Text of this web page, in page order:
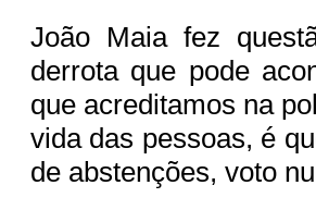
João Maia fez
derrota que pode
que acreditamos na
vida das pessoas, é
de abstenções, voto